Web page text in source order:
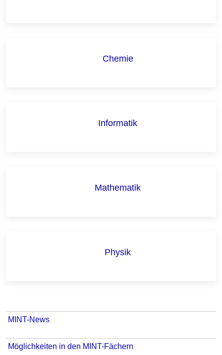
Chemie
Informatik
Mathematik
Physik
MINT-News
Möglichkeiten in den MINT-Fächern